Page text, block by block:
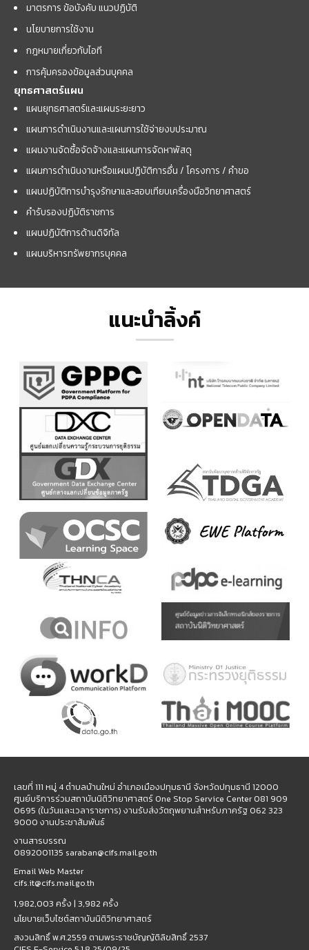
มาตรการ ข้อบังคับ แนวปฏิบัติ
นโยบายการใช้งาน
กฎหมายเกี่ยวกับไอที
การคุ้มครองข้อมูลส่วนบุคคล
ยุทธศาสตร์แผน
แผนยุทธศาสตร์และแผนระยะยาว
แผนการดำเนินงานและแผนการใช้จ่ายงบประมาณ
แผนงานจัดซื้อจัดจ้างและแผนการจัดหาพัสดุ
แผนการดำเนินงานหรือแผนปฏิบัติการอื่น / โครงการ / คำขอ
แผนปฏิบัติการบำรุงรักษาและสอบเทียบเครื่องมือวิทยาศาสตร์
คำรับรองปฏิบัติราชการ
แผนปฏิบัติการด้านดิจิทัล
แผนบริหารทรัพยากรบุคคล
แนะนำลิ้งค์
เลขที่ 111 หมู่ 4 ตำบลบ้านใหม่ อำเภอเมืองปทุมธานี จังหวัดปทุมธานี 12000
ศูนย์บริการร่วมสถาบันนิติวิทยาศาสตร์ One Stop Service Center 081 909
0695 (ในวันและเวลาราชการ) งานรับส่งวัตถุพยานสำหรับภาครัฐ 062 323
9000 งานประชาสัมพันธ์
งานสารบรรณ
0892001135 saraban@cifs.mail.go.th
Email Web Master
cifs.it@cifs.mail.go.th
1,982,003 ครั้ง | 3,982 ครั้ง
นโยบายเว็บไซต์สถาบันนิติวิทยาศาสตร์
สงวนสิทธิ์ พ.ศ.2559 ตามพระราชบัญญัติลิขสิทธิ์ 2537